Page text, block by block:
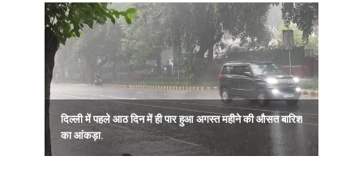
दिल्ली में पहले आठ दिन में ही पार हुआ अगस्त महीने की औसत बारिश
का आंकड़ा.